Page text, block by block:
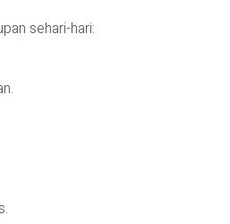
sehari-hari: